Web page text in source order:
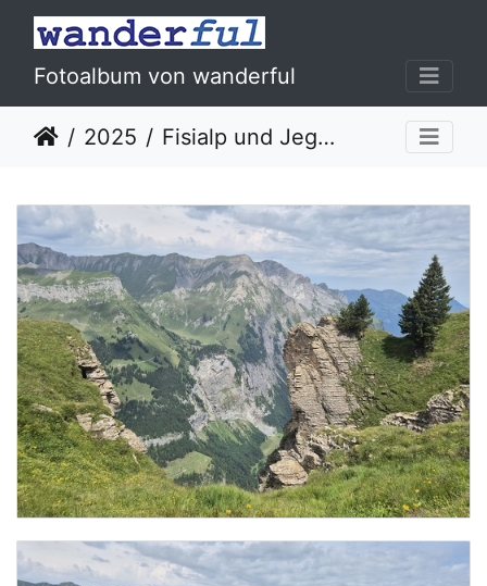
Fotoalbum von wanderful
2025 Fisialp und Jegertosse, 19.07.2025